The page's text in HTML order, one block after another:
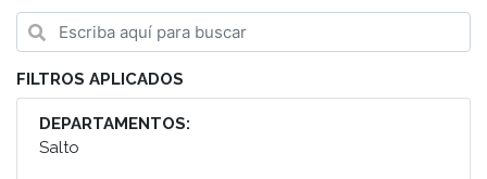
FILTROS APLICADOS
DEPARTAMENTOS:
Salto